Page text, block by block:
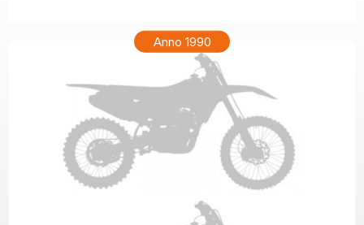
Anno 1990